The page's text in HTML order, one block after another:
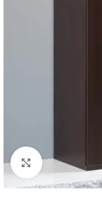
Click para